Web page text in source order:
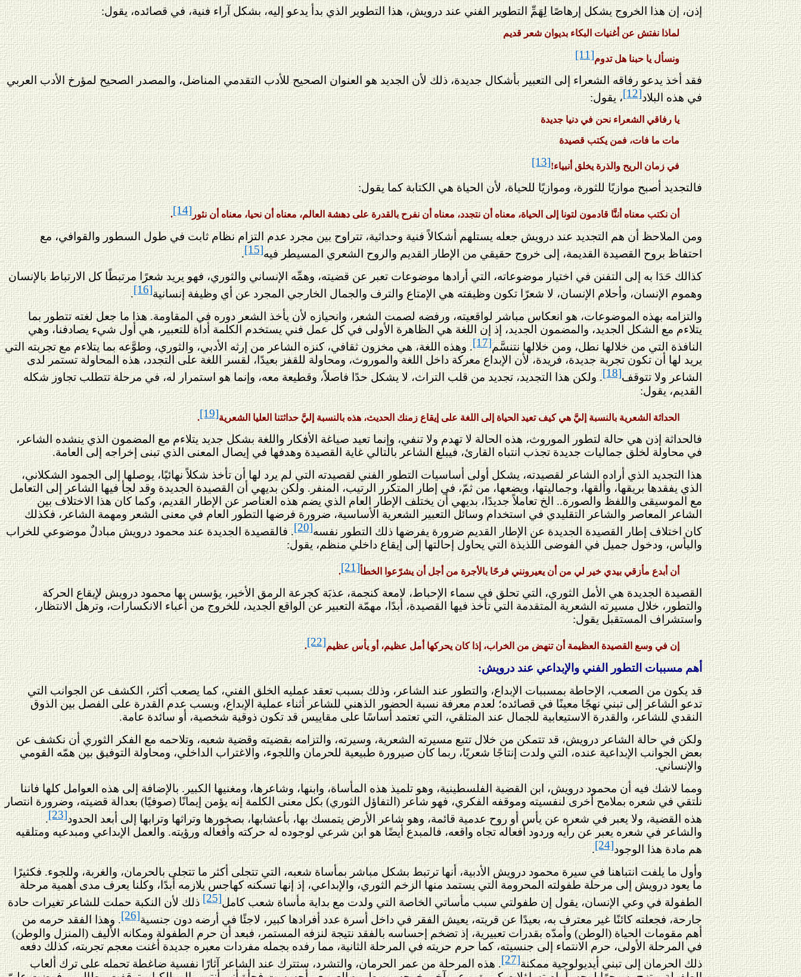
إذن، إن هذا الخروج يشكل إرهاصًا لِهَمِّ التطوير الفني عند درويش، هذا التطوير الذي بدأ يدعو إليه، بشكل آراء فنية، في قصائده، يقول:
لماذا نفتش عن أغنيات البكاء بديوان شعر قديم
ونسأل يا حبنا هل تدوم[11]
فقد أخذ يدعو رفاقه الشعراء إلى التعبير بأشكال جديدة، ذلك لأن الجديد هو العنوان الصحيح للأدب التقدمي المناضل، والمصدر الصحيح لمؤرخ الأدب العربي
في هذه البلاد[12]، يقول:
يا رفاقي الشعراء نحن في دنيا جديدة
مات ما فات، فمن يكتب قصيدة
في زمان الريح والذرة يخلق أنبياء![13]
فالتجديد أصبح موازيًا للثورة، وموازيًا للحياة، لأن الحياة هي الكتابة كما يقول:
أن نكتب معناه أننَّا قادمون لتونا إلى الحياة، معناه أن نتجدد، معناه أن نفرح بالقدرة على دهشة العالم، معناه أن نحيا، معناه أن نثور[14]
.
ومن الملاحظ أن هم التجديد عند درويش جعله يستلهم أشكالاً فنية وحداثية، تتراوح بين مجرد عدم التزام نظام ثابت في طول السطور والقوافي، مع
احتفاظ بروح القصيدة القديمة، إلى خروج حقيقي من الإطار القديم والروح الشعري المسيطر فيه[15]
.
كذالك حَدَا به إلى التفنن في اختيار موضوعاته، التي أرادها موضوعات تعبر عن قضيته، وهمِّه الإنساني والثوري، فهو يريد شعرًا مرتبطًا كل الارتباط بالإنسان
وهموم الإنسان، وأحلام الإنسان، لا شعرًا تكون وظيفته هي الإمتاع والترف والجمال الخارجي المجرد عن أي وظيفة إنسانية[16]
.
والتزامه بهذه الموضوعات، هو انعكاس مباشر لواقعيته، ورفضه لصمت الشعر، وانحيازه لأن يأخذ الشعر دوره في المقاومة. هذا ما جعل لغته تتطور بما
يتلاءم مع الشكل الجديد، والمضمون الجديد، إذ إن اللغة هي الظاهرة الأولى في كل عمل فني يستخدم الكلمة أداة للتعبير، هي أول شيء يصادفنا، وهي
النافذة التي من خلالها نطل، ومن خلالها نتنسَّم[17]. وهذه اللغة، هي مخزون ثقافي، كنزه الشاعر من إرثه الأدبي، والثوري، وطوَّعه بما يتلاءم مع تجربته التي
يريد لها أن تكون تجربة جديدة، فريدة، لأن الإبداع معركة داخل اللغة والموروث، ومحاولة للقفز بعيدًا، لقسر اللغة على التجدد، هذه المحاولة تستمر لدى
الشاعر ولا تتوقف[18]. ولكن هذا التجديد، تجديد من قلب التراث، لا يشكل حدًا فاصلاً، وقطيعة معه، وإنما هو استمرار له، في مرحلة تتطلب تجاوز شكله
القديم، يقول:
الحداثة الشعرية بالنسبة إليَّ هي كيف تعيد الحياة إلى اللغة على إيقاع زمنك الحديث، هذه بالنسبة إليَّ حداثتنا العليا الشعرية[19]
.
فالحداثة إذن هي حالة لتطور الموروث، هذه الحالة لا تهدم ولا تنفي، وإنما تعيد صياغة الأفكار واللغة بشكل جديد يتلاءم مع المضمون الذي ينشده الشاعر،
في محاولة لخلق جماليات جديدة تجذب انتباه القارئ، فيبلغ الشاعر بالتالي غاية القصيدة وهدفها في إيصال المعنى الذي تبنى إخراجه إلى العامة.
هذا التجديد الذي أراده الشاعر لقصيدته، يشكل أولى أساسيات التطور الفني لقصيدته التي لم يرد لها أن تأخذ شكلاً نهائيًا، يوصلها إلى الجمود الشكلاني،
الذي يفقدها بريقها، وألقها، وجماليتها، ويضعها، من ثمّ، في إطار المتكرر الرتيب، المنفر. ولكن بديهي أن القصيدة الجديدة وقد لجأ فيها الشاعر إلى التعامل
مع الموسيقى واللفظ والصورة.. الخ تعاملاً جديدًا، بديهي أن يختلف الإطار العام الذي يضم هذه العناصر عن الإطار القديم، وكما كان هذا الاختلاف بين
الشاعر المعاصر والشاعر التقليدي في استخدام وسائل التعبير الشعرية الأساسية، ضرورة فرضها التطور العام في معنى الشعر ومهمة الشاعر، فكذلك
كان اختلاف إطار القصيدة الجديدة عن الإطار القديم ضرورة يفرضها ذلك التطور نفسه[20]. فالقصيدة الجديدة عند محمود درويش مبادلٌ موضوعي للخراب
واليأس، ودخول جميل في الفوضى اللذيذة التي يحاول إحالتها إلى إيقاع داخلي منظم، يقول:
أن أبدع مأزقي بيدي خير لي من أن يعيرونني فرحًا بالأجرة من أجل أن يشرّعوا الخطأ[21]
.
القصيدة الجديدة هي الأمل الثوري، التي تحلق في سماء الإحباط، لامعة كنجمة، عذبَة كجرعة الرمق الأخير، يؤسس بها محمود درويش لإيقاع الحركة
والتطور، خلال مسيرته الشعرية المتقدمة التي تأخذ فيها القصيدة، أبدًا، مهمّة التعبير عن الواقع الجديد، للخروج من أعباء الانكسارات، وترهل الانتظار،
واستشراف المستقبل يقول:
إن في وسع القصيدة العظيمة أن تنهض من الخراب، إذا كان يحركها أمل عظيم، أو يأس عظيم[22]
.
أهم مسببات التطور الفني والإبداعي عند درويش:
قد يكون من الصعب، الإحاطة بمسببات الإبداع، والتطور عند الشاعر، وذلك بسبب تعقد عمليه الخلق الفني، كما يصعب أكثر، الكشف عن الجوانب التي
تدعو الشاعر إلى تبني نهجًا معينًا في قصائده؛ لعدم معرفة نسبة الحضور الذهني للشاعر أثناء عملية الإبداع، وبسب عدم القدرة على الفصل بين الذوق
النقدي للشاعر، والقدرة الاستيعابية للجمال عند المتلقي، التي تعتمد أساسًا على مقاييس قد تكون ذوقية شخصية، أو سائدة عامة.
ولكن في حالة الشاعر درويش، قد تتمكن من خلال تتبع مسيرته الشعرية، وسيرته، والتزامه بقضيته وقضية شعبه، وتلاحمه مع الفكر الثوري أن نكشف عن
بعض الجوانب الإبداعية عنده، التي ولدت إنتاجًا شعريًا، ربما كان صيرورة طبيعية للحرمان واللجوء، والاغتراب الداخلي، ومحاولة التوفيق بين همّه القومي
والإنساني.
ومما لاشك فيه أن محمود درويش، ابن القضية الفلسطينية، وهو تلميذ هذه المأساة، وابنها، وشاعرها، ومغنيها الكبير. بالإضافة إلى هذه العوامل كلها فاننا
نلتقي في شعره بملامح أخرى لنفسيته وموقفه الفكري، فهو شاعر (التفاؤل الثوري) بكل معنى الكلمة إنه يؤمن إيمانًا (صوفيًا) بعدالة قضيته، وضرورة انتصار
هذه القضية، ولا يعبر في شعره عن يأس أو روح عدمية قائمة، وهو شاعر الأرض يتمسك بها، بأعشابها، بصخورها وتراثها وترابها إلى أبعد الحدود[23]
.
والشاعر في شعره يعبر عن رأيه وردود أفعاله تجاه واقعه، فالمبدع أيضًا هو ابن شرعي لوجوده له حركته وأفعاله ورؤيته. والعمل الإبداعي ومبدعيه ومتلقيه
هم مادة هذا الوجود[24]
.
وأول ما يلفت انتباهنا في سيرة محمود درويش الأدبية، أنها ترتبط بشكل مباشر بمأساة شعبه، التي تتجلى أكثر ما تتجلى بالحرمان، والغربة، وللجوء. فكثيرًا
ما يعود درويش إلى مرحلة طفولته المحرومة التي يستمد منها الزخم الثوري، والإبداعي، إذ إنها تسكنه كهاجس يلازمه أبدًا، وكلنا يعرف مدى أهمية مرحلة
الطفولة في وعي الإنسان، يقول إن طفولتي سبب مأساتي الخاصة التي ولدت مع بداية مأساة شعب كامل[25]ذلك لأن النكبة حملت للشاعر تغيرات حادة
جارحة، فجعلته كائنًا غير معترف به، بعيدًا عن قريته، يعيش الفقر في داخل أسرة عدد أفرادها كبير، لاجئًا في أرضه دون جنسية[26]. وهذا الفقد حرمه من
أهم مقومات الحياة (الوطن) وأمدّه بقدرات تعبيرية، إذ تضخم إحساسه بالفقد نتيجة لنزفه المستمر، فبعد أن حرم الطفولة ومكانه الأليف (المنزل والوطن)
في المرحلة الأولى، حرم الانتماء إلى جنسيته، كما حرم حريته في المرحلة الثانية، مما رفده بجمله مفردات معبره جديدة أغنت معجم تجربته، كذلك دفعه
ذلك الحرمان إلى تبني أيديولوجية ممكنة[27]. هذه المرحلة من عمر الحرمان، والتشرد، ستترك عند الشاعر آثارًا نفسية ضاغطة تحمله على ترك ألعاب